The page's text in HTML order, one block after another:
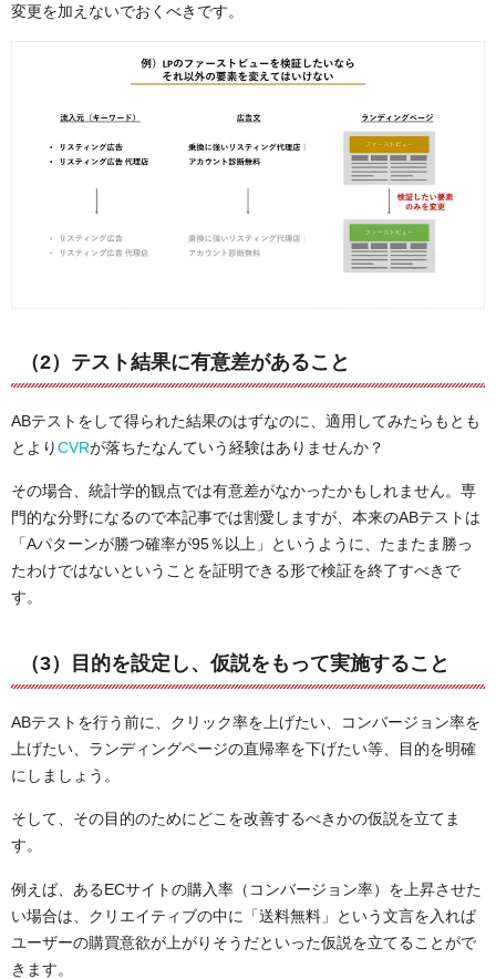
変更を加えないでおくべきです。
（2）テスト結果に有意差があること
ABテストをして得られた結果のはずなのに、適用してみたらもとも
とよりCVRが落ちたなんていう経験はありませんか？
その場合、統計学的観点では有意差がなかったかもしれません。専
門的な分野になるので本記事では割愛しますが、本来のABテストは
「Aパターンが勝つ確率が95％以上」というように、たまたま勝っ
たわけではないということを証明できる形で検証を終了すべきで
す。
（3）目的を設定し、仮説をもって実施すること
ABテストを行う前に、クリック率を上げたい、コンバージョン率を
上げたい、ランディングページの直帰率を下げたい等、目的を明確
にしましょう。
そして、その目的のためにどこを改善するべきかの仮説を立てま
す。
例えば、あるECサイトの購入率（コンバージョン率）を上昇させた
い場合は、クリエイティブの中に「送料無料」という文言を入れば
ユーザーの購買意欲が上がりそうだといった仮説を立てることがで
きます。